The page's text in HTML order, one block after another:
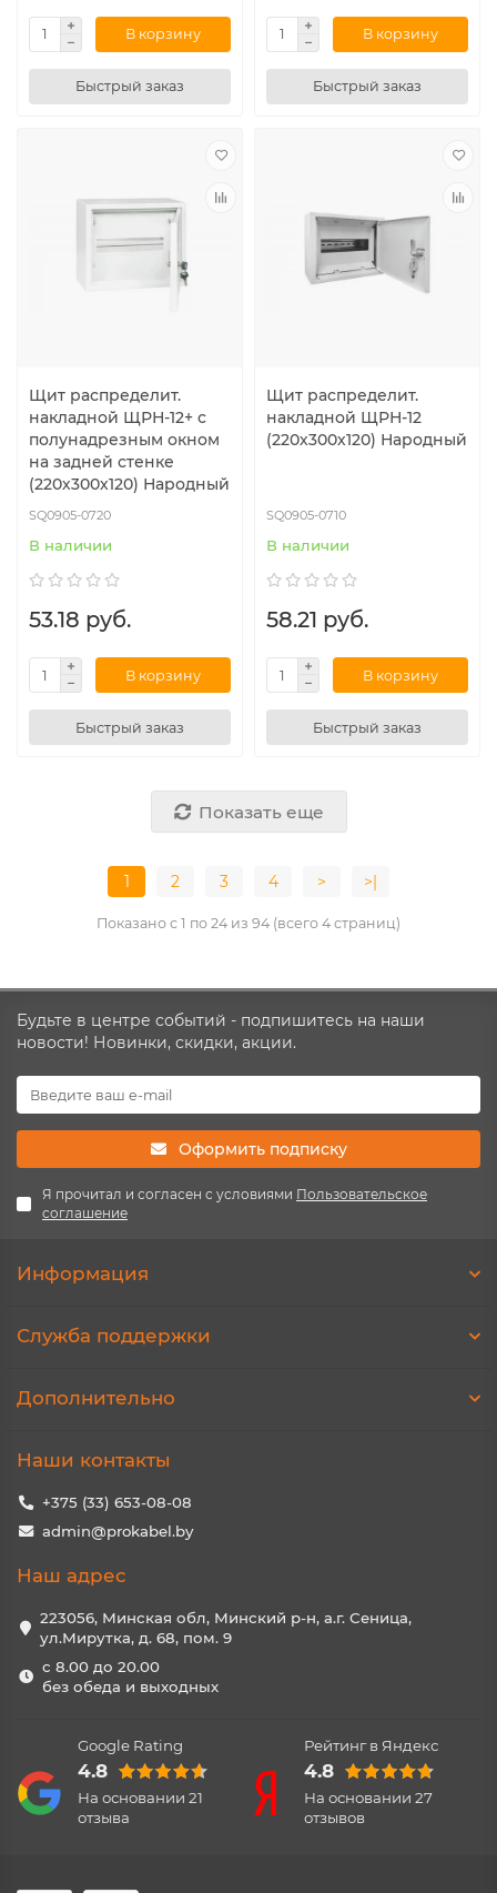
В корзину
Быстрый заказ
В корзину
Быстрый заказ
Щит распределит.
накладной ЩРН-12+ с
полунадрезным окном
на задней стенке
(220х300х120) Народный
SQ0905-0720
В наличии
53.18 руб.
В корзину
Быстрый заказ
Щит распределит.
накладной ЩРН-12
(220х300х120) Народный
SQ0905-0710
В наличии
58.21 руб.
В корзину
Быстрый заказ
Показать еще
1 2 3 4 > >|
Показано с 1 по 24 из 94 (всего 4 страниц)
Будьте в центре событий - подпишитесь на наши
новости! Новинки, скидки, акции.
Оформить подписку
Я прочитал и согласен с условиями Пользовательское
соглашение
Информация
Служба поддержки
Дополнительно
Наши контакты
+375 (33) 653-08-08
admin@prokabel.by
Наш адрес
223056, Минская обл, Минский р-н, а.г. Сеница,
ул.Мирутка, д. 68, пом. 9
с 8.00 до 20.00
без обеда и выходных
Google Rating
4.8
На основании 21
отзыва
Рейтинг в Яндекс
4.8
На основании 27
отзывов